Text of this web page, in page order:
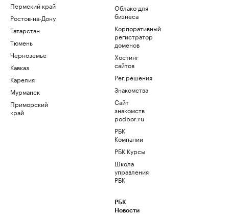
Пермский край
Ростов-на-Дону
Татарстан
Тюмень
Черноземье
Кавказ
Карелия
Мурманск
Приморский
край
Облако для
бизнеса
Корпоративный
регистратор
доменов
Хостинг
сайтов
Рег.решения
Знакомства
Сайт
знакомств
podbor.ru
РБК
Компании
РБК Курсы
Школа
управления
РБК
РБК
Новости